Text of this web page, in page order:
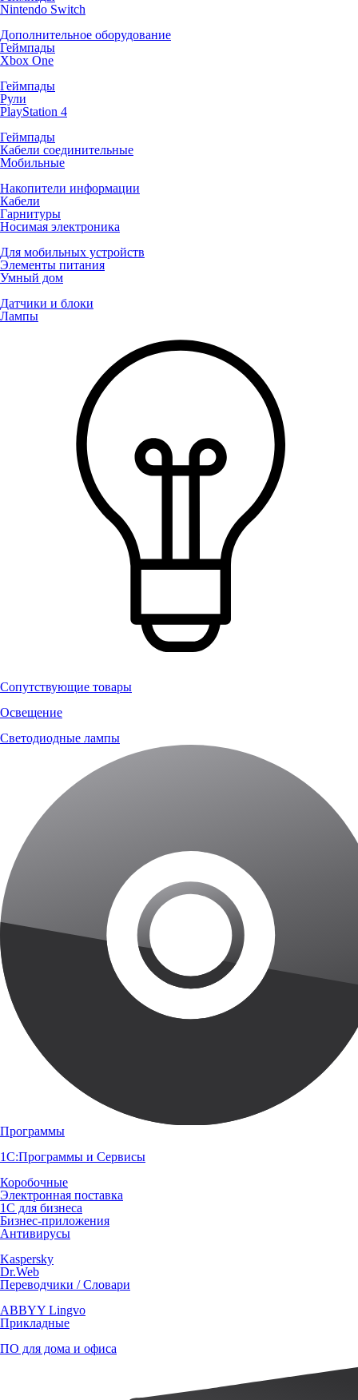
Nintendo Switch
Дополнительное оборудование
Геймпады
Xbox One
Геймпады
Рули
PlayStation 4
Геймпады
Кабели соединительные
Мобильные
Накопители информации
Кабели
Гарнитуры
Носимая электроника
Для мобильных устройств
Элементы питания
Умный дом
Датчики и блоки
Лампы
Сопутствующие товары
Освещение
Светодиодные лампы
Программы
1С:Программы и Сервисы
Коробочные
Электронная поставка
1С для бизнеса
Бизнес-приложения
Антивирусы
Kaspersky
Dr.Web
Переводчики / Словари
ABBYY Lingvo
Прикладные
ПО для дома и офиса